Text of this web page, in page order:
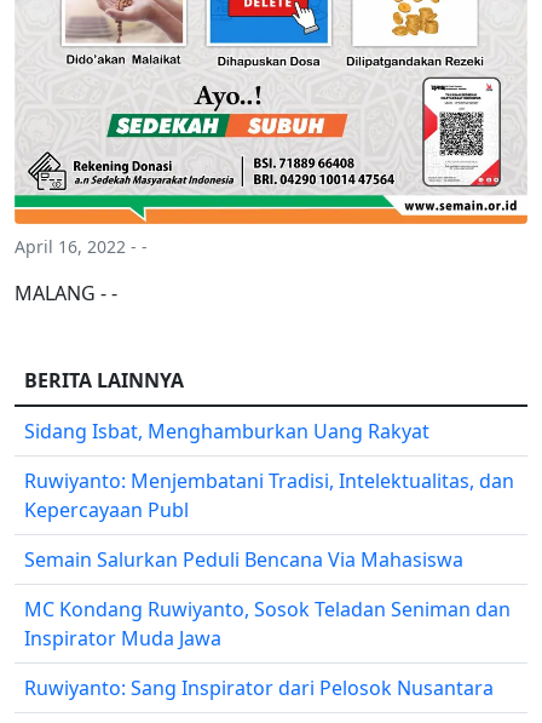
April 16, 2022 - -
MALANG - -
BERITA LAINNYA
Sidang Isbat, Menghamburkan Uang Rakyat
Ruwiyanto: Menjembatani Tradisi, Intelektualitas, dan
Kepercayaan Publ
Semain Salurkan Peduli Bencana Via Mahasiswa
MC Kondang Ruwiyanto, Sosok Teladan Seniman dan
Inspirator Muda Jawa
Ruwiyanto: Sang Inspirator dari Pelosok Nusantara